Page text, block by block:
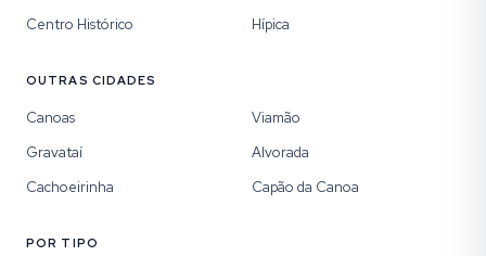
Centro Histórico
Hípica
OUTRAS CIDADES
Canoas
Viamão
Gravataí
Alvorada
Cachoeirinha
Capão da Canoa
POR TIPO